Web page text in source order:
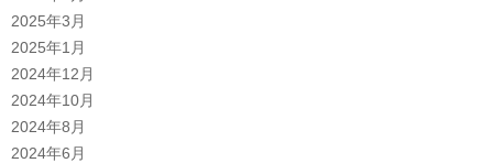
2025年3月
2025年1月
2024年12月
2024年10月
2024年8月
2024年6月